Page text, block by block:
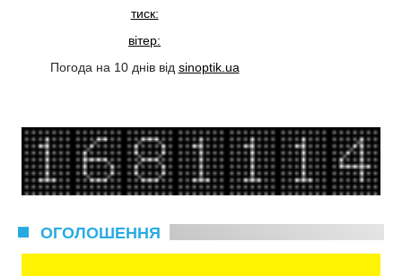
тиск:
вітер:
Погода на 10 днів від sinoptik.ua
ОГОЛОШЕННЯ